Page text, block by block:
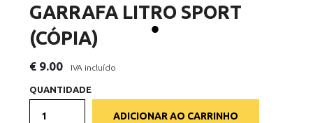
GARRAFA LITRO SPORT
(CÓPIA)
€ 9.00 IVA incluído
QUANTIDADE
ADICIONAR AO CARRINHO